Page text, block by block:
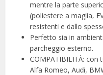
mentre la parte
(poliestere a maglia,
resistenti e dallo
Perfetto sia in
parcheggio esterno.
COMPATIBILITÀ: con
Alfa Romeo, Audi,